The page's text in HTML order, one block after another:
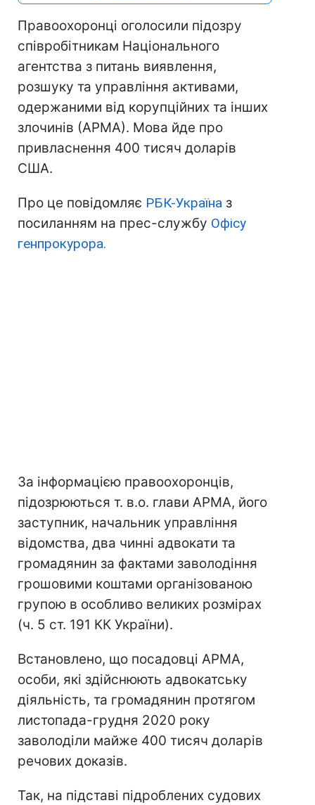
Правоохоронці оголосили підозру
співробітникам Національного
агентства з питань виявлення,
розшуку та управління активами,
одержаними від корупційних та інших
злочинів (АРМА). Мова йде про
привласнення 400 тисяч доларів
США.
Про це повідомляє РБК-Україна з
посиланням на прес-службу Офісу
генпрокурора.
За інформацією правоохоронців,
підозрюються т. в.о. глави АРМА, його
заступник, начальник управління
відомства, два чинні адвокати та
громадянин за фактами заволодіння
грошовими коштами організованою
групою в особливо великих розмірах
(ч. 5 ст. 191 КК України).
Встановлено, що посадовці АРМА,
особи, які здійснюють адвокатську
діяльність, та громадянин протягом
листопада-грудня 2020 року
заволоділи майже 400 тисяч доларів
речових доказів.
Так, на підставі підроблених судових